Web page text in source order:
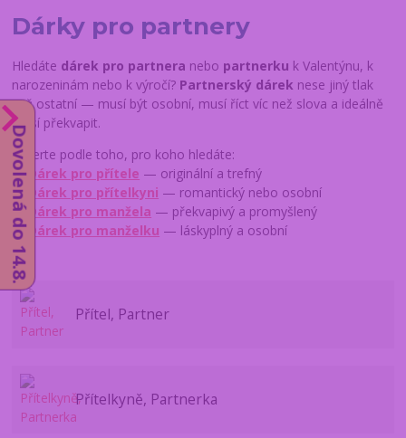
Dárky pro partnery
Hledáte dárek pro partnera nebo partnerku k Valentýnu, k
narozeninám nebo k výročí? Partnerský dárek nese jiný tlak
než ostatní — musí být osobní, musí říct víc než slova a ideálně
musí překvapit.
Vyberte podle toho, pro koho hledáte:
→ Dárek pro přítele — originální a trefný
→
Dárek pro přítelkyni — romantický nebo osobní
→ Dárek pro manžela — překvapivý a promyšlený
→ Dárek pro manželku — láskyplný a osobní
Přítel, Partner
Přítelkyně, Partnerka
Dovolená do 14.8.